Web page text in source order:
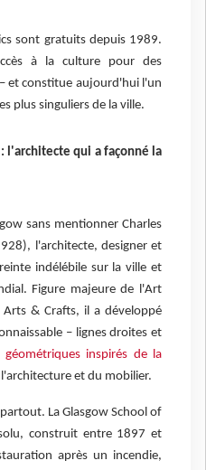
sont gratuits depuis 1989.
à la culture pour des
et constitue aujourd'hui l'un
plus singuliers de la ville.
l'architecte qui a façonné la
sans mentionner Charles
l'architecte, designer et
indélébile sur la ville et
Figure majeure de l'Art
& Crafts, il a développé
– lignes droites et
géométriques inspirés de la
et du mobilier.
La Glasgow School of
construit entre 1897 et
après un incendie,